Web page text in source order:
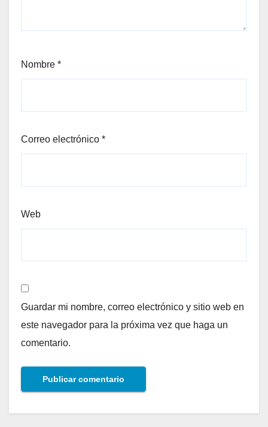
Nombre *
Correo electrónico *
Web
Guardar mi nombre, correo electrónico y sitio web en
este navegador para la próxima vez que haga un
comentario.